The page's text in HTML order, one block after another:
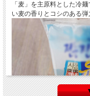
「麦」を主原料とした冷
い麦の香りとコシのある弾